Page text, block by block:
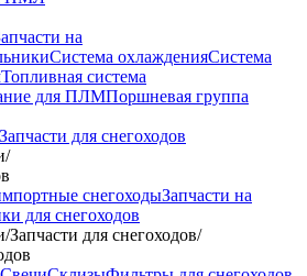
на
Система охлажденияСистема
Топливная система
для ПЛМПоршневая группа
Запчасти для снегоходов
/
снегоходыЗапчасти на
для снегоходов
/Запчасти для снегоходов/